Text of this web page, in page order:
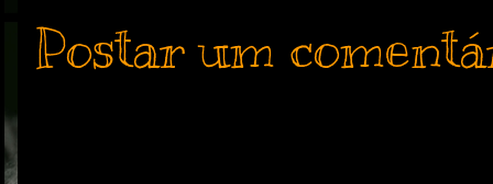
Postar um